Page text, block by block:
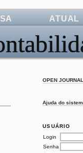
OPEN
Ajuda do
USUÁRIO
Login
Senha
ATUAL